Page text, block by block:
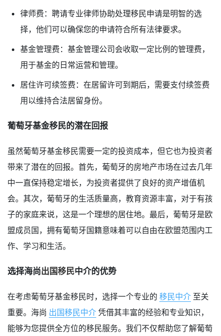
律师费：聘请专业律师协助处理移民申请是明智的选
择，他们可以确保您的申请符合所有法律要求。
基金管理费：基金管理公司会收取一定比例的管理费，
用于基金的日常运营和管理。
居住许可续签费：在居留许可到期后，需要支付续签费
用以维持合法居留身份。
葡萄牙基金移民的潜在回报
虽然葡萄牙基金移民需要一定的投资成本，但它也为投资者
带来了潜在的回报。首先，葡萄牙的房地产市场在过去几年
中一直保持稳定增长，为投资者提供了良好的资产增值机
会。其次，葡萄牙的生活质量高，教育资源丰富，对于有孩
子的家庭来说，这是一个理想的居住地。最后，葡萄牙是欧
盟成员国，拥有葡萄牙国籍意味着可以自由在欧盟范围内工
作、学习和生活。
选择海尚出国移民中介的优势
在考虑葡萄牙基金移民时，选择一个专业的 移民中介 至关
重要。海尚 出国移民中介 凭借其丰富的经验和专业知识，
能够为您提供全方位的移民服务。我们不仅帮助您了解葡萄